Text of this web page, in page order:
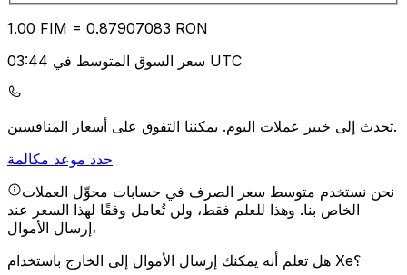
1.00 FIM = 0.87907083 RON
سعر السوق المتوسط في 03:44 UTC
تحدث إلى خبير عملات اليوم.يمكننا التفوق على أسعار المنافسين.
حدد موعد مكالمة
نحن نستخدم متوسط سعر الصرف في حسابات محوِّل العملات
الخاص بنا. وهذا للعلم فقط، ولن تُعامل وفقًا لهذا السعر عند
إرسال الأموال،
هل تعلم أنه يمكنك إرسال الأموال إلى الخارج باستخدام Xe؟